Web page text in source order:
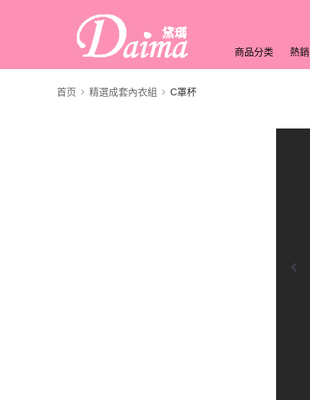
商品分类 熱
首页 精選成套內衣組 C罩杯